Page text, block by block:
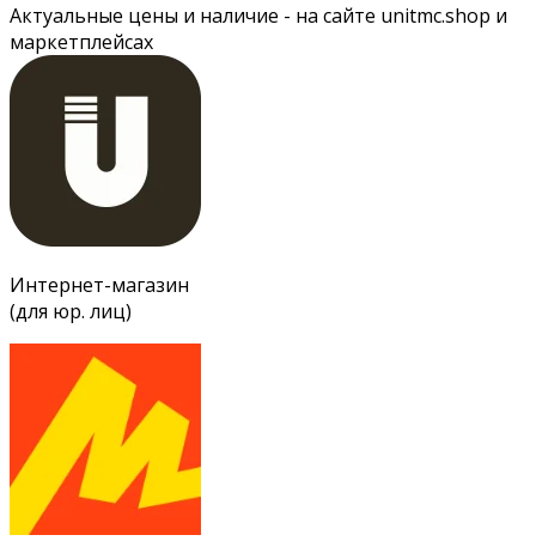
Актуальные цены и наличие - на сайте unitmc.shop и
маркетплейсах
Интернет-магазин
(для юр. лиц)